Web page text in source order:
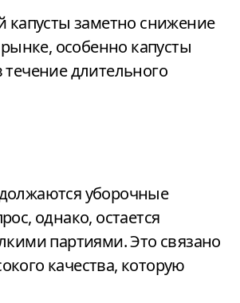
особенно капусты
длительного
уборочные
однако, остается
партиями. Это связано
качества, которую